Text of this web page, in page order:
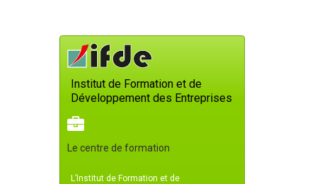
Institut de Formation et de
Développement des Entreprises
Le centre de formation
L’Institut de Formation et de